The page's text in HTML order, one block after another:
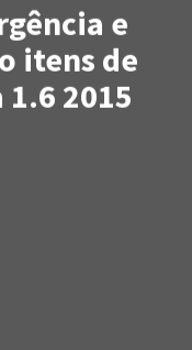
e
itens de
2015